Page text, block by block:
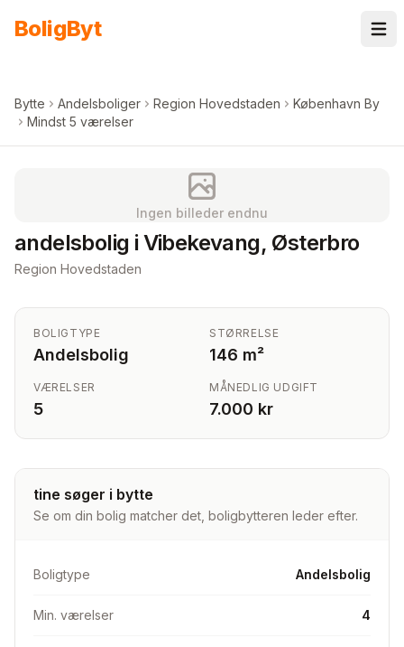
BoligByt
Bytte Andelsboliger Region Hovedstaden
København By
Mindst 5 værelser
Ingen billeder endnu
andelsbolig i Vibekevang, Østerbro
Region Hovedstaden
BOLIGTYPE
Andelsbolig
STØRRELSE
146 m²
VÆRELSER
5
MÅNEDLIG UDGIFT
7.000 kr
tine søger i bytte
Se om din bolig matcher det, boligbytteren leder efter.
Boligtype Andelsbolig
Min. værelser 4